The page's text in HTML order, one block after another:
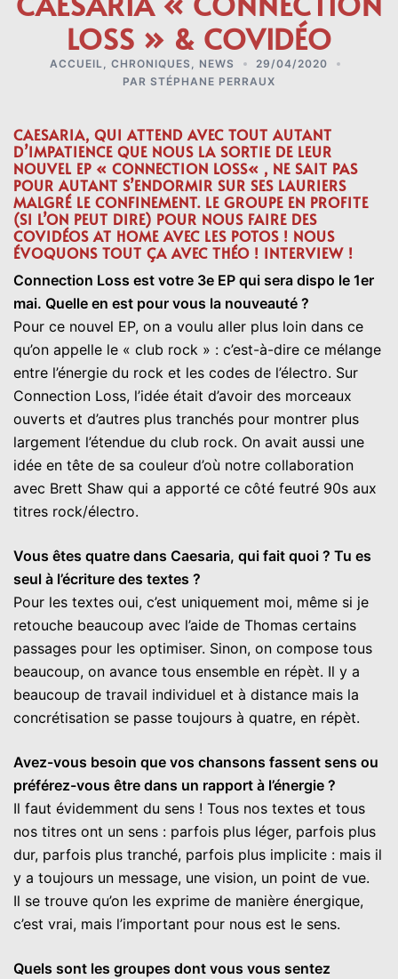
LOSS » & COVIDÉO
ACCUEIL CHRONIQUES NEWS
29/04/2020
PAR STÉPHANE PERRAUX
CAESARIA, QUI ATTEND AVEC TOUT AUTANT
D’IMPATIENCE QUE NOUS LA SORTIE DE LEUR
NOUVEL EP « CONNECTION LOSS« , NE SAIT PAS
POUR AUTANT S’ENDORMIR SUR SES LAURIERS
MALGRÉ LE CONFINEMENT. LE GROUPE EN PROFITE
(SI L’ON PEUT DIRE) POUR NOUS FAIRE DES
COVIDÉOS AT HOME AVEC LES POTOS ! NOUS
ÉVOQUONS TOUT ÇA AVEC THÉO ! INTERVIEW !
Connection Loss est votre 3e EP qui sera dispo le 1er
mai. Quelle en est pour vous la nouveauté ?
Pour ce nouvel EP, on a voulu aller plus loin dans ce
qu’on appelle le « club rock » : c’est-à-dire ce mélange
entre l’énergie du rock et les codes de l’électro. Sur
Connection Loss, l’idée était d’avoir des morceaux
ouverts et d’autres plus tranchés pour montrer plus
largement l’étendue du club rock. On avait aussi une
idée en tête de sa couleur d’où notre collaboration
avec Brett Shaw qui a apporté ce côté feutré 90s aux
titres rock/électro.
Vous êtes quatre dans Caesaria, qui fait quoi ? Tu es
seul à l’écriture des textes ?
Pour les textes oui, c’est uniquement moi, même si je
retouche beaucoup avec l’aide de Thomas certains
passages pour les optimiser. Sinon, on compose tous
beaucoup, on avance tous ensemble en répèt. Il y a
beaucoup de travail individuel et à distance mais la
concrétisation se passe toujours à quatre, en répèt.
Avez-vous besoin que vos chansons fassent sens ou
préférez-vous être dans un rapport à l’énergie ?
Il faut évidemment du sens ! Tous nos textes et tous
nos titres ont un sens : parfois plus léger, parfois plus
dur, parfois plus tranché, parfois plus implicite : mais il
y a toujours un message, une vision, un point de vue.
Il se trouve qu’on les exprime de manière énergique,
c’est vrai, mais l’important pour nous est le sens.
Quels sont les groupes dont vous vous sentez